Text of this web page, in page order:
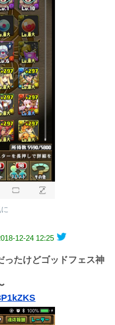
12-24 12:25
ったけどゴッドフェス神